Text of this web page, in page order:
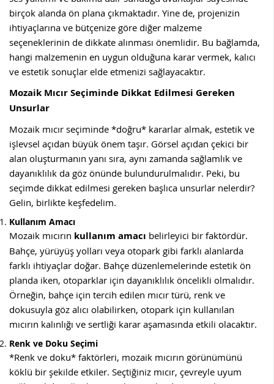
birçok alanda ön plana çıkmaktadır. Yine de, projenizin
ihtiyaçlarına ve bütçenize göre diğer malzeme
seçeneklerinin de dikkate alınması önemlidir. Bu bağlamda,
hangi malzemenin en uygun olduğuna karar vermek, kalıcı
ve estetik sonuçlar elde etmenizi sağlayacaktır.
Mozaik Mıcır Seçiminde Dikkat Edilmesi Gereken
Unsurlar
Mozaik mıcır seçiminde *doğru* kararlar almak, estetik ve
işlevsel açıdan büyük önem taşır. Görsel açıdan çekici bir
alan oluşturmanın yanı sıra, aynı zamanda sağlamlık ve
dayanıklılık da göz önünde bulundurulmalıdır. Peki, bu
seçimde dikkat edilmesi gereken başlıca unsurlar nelerdir?
Gelin, birlikte keşfedelim.
Kullanım Amacı
Mozaik mıcırın kullanım amacı belirleyici bir faktördür.
Bahçe, yürüyüş yolları veya otopark gibi farklı alanlarda
farklı ihtiyaçlar doğar. Bahçe düzenlemelerinde estetik ön
planda iken, otoparklar için dayanıklılık öncelikli olmalıdır.
Örneğin, bahçe için tercih edilen mıcır türü, renk ve
dokusuyla göz alıcı olabilirken, otopark için kullanılan
mıcırın kalınlığı ve sertliği karar aşamasında etkili olacaktır.
Renk ve Doku Seçimi
*Renk ve doku* faktörleri, mozaik mıcırın görünümünü
köklü bir şekilde etkiler. Seçtiğiniz mıcır, çevreyle uyum